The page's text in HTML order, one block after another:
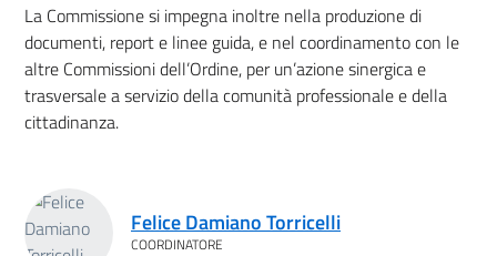
La Commissione si impegna inoltre nella produzione di
documenti, report e linee guida, e nel coordinamento con le
altre Commissioni dell’Ordine, per un’azione sinergica e
trasversale a servizio della comunità professionale e della
cittadinanza.
MembriFelice Damiano Torricelli
COORDINATORE